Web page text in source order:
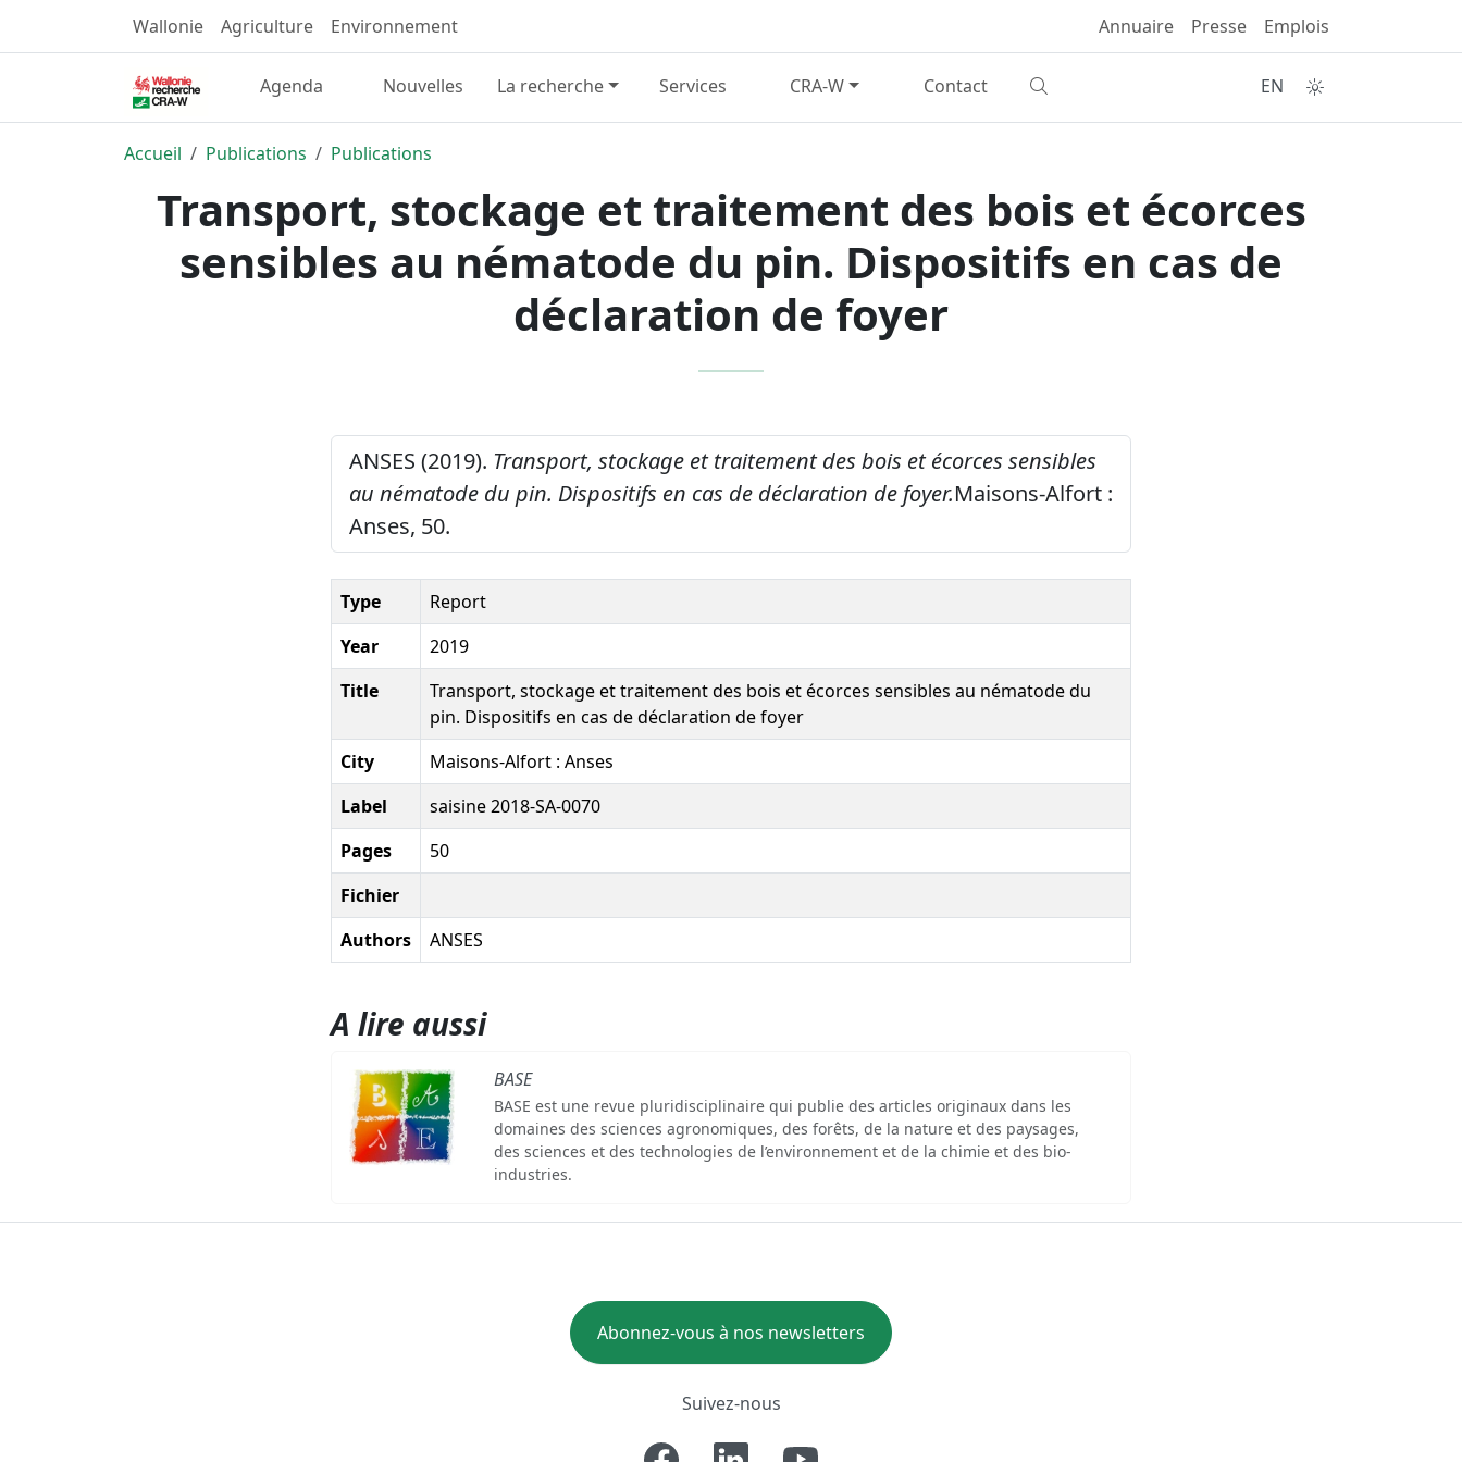
Wallonie Agriculture Environnement Annuaire Presse Emplois
Agenda Nouvelles La recherche Services CRA-W Contact EN
Accueil Publications Publications
Transport, stockage et traitement des bois et écorces
sensibles au nématode du pin. Dispositifs en cas de
déclaration de foyer
ANSES (2019). Transport, stockage et traitement des bois et écorces sensibles
au nématode du pin. Dispositifs en cas de déclaration de foyer.Maisons-Alfort :
Anses, 50.
Type
Report
Year
2019
Title
Transport, stockage et traitement des bois et écorces sensibles au nématode du
pin. Dispositifs en cas de déclaration de foyer
City
Maisons-Alfort : Anses
Label
saisine 2018-SA-0070
Pages
50
Fichier
Authors
ANSES
A lire aussi
BASE
BASE est une revue pluridisciplinaire qui publie des articles originaux dans les
domaines des sciences agronomiques, des forêts, de la nature et des paysages,
des sciences et des technologies de l’environnement et de la chimie et des bio-
industries.
Abonnez-vous à nos newsletters
Suivez-nous